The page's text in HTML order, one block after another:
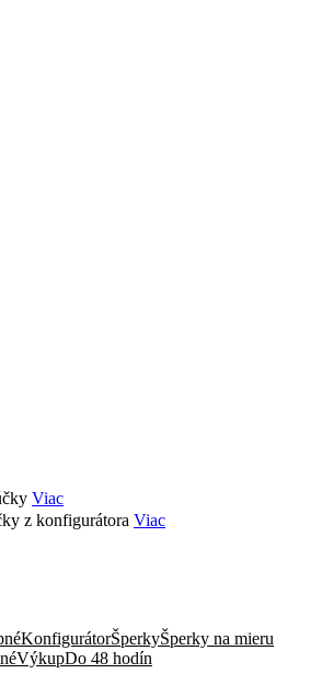
Viac
z konfigurátora Viac
KonfigurátorŠperkyŠperky na mieru
VýkupDo 48 hodín